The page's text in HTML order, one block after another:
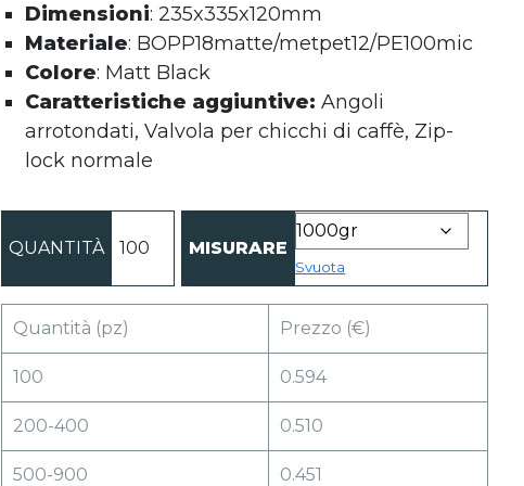
Dimensioni: 235x335x120mm
Materiale: BOPP18matte/metpet12/PE100mic
Colore: Matt Black
Caratteristiche aggiuntive: Angoli
arrotondati, Valvola per chicchi di caffè, Zip-
lock normale
QUANTITÀ Sacchetti neri opachi Doypack 1000gr
MISURARE
Svuota
Quantità (pz) Prezzo (€)
100 0.594
200-400 0.510
500-900 0.451